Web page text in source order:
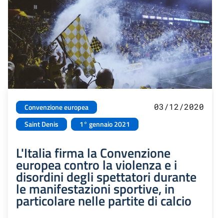
Convenzione europea
Saint Denis
1° gennaio 2021
03/12/2020
L'Italia firma la Convenzione
europea contro la violenza e i
disordini degli spettatori durante
le manifestazioni sportive, in
particolare nelle partite di calcio